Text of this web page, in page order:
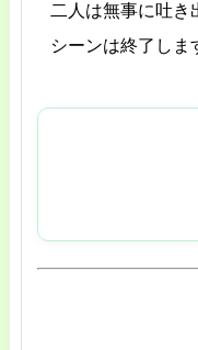
二人は無事に吐き
シーンは終了しま